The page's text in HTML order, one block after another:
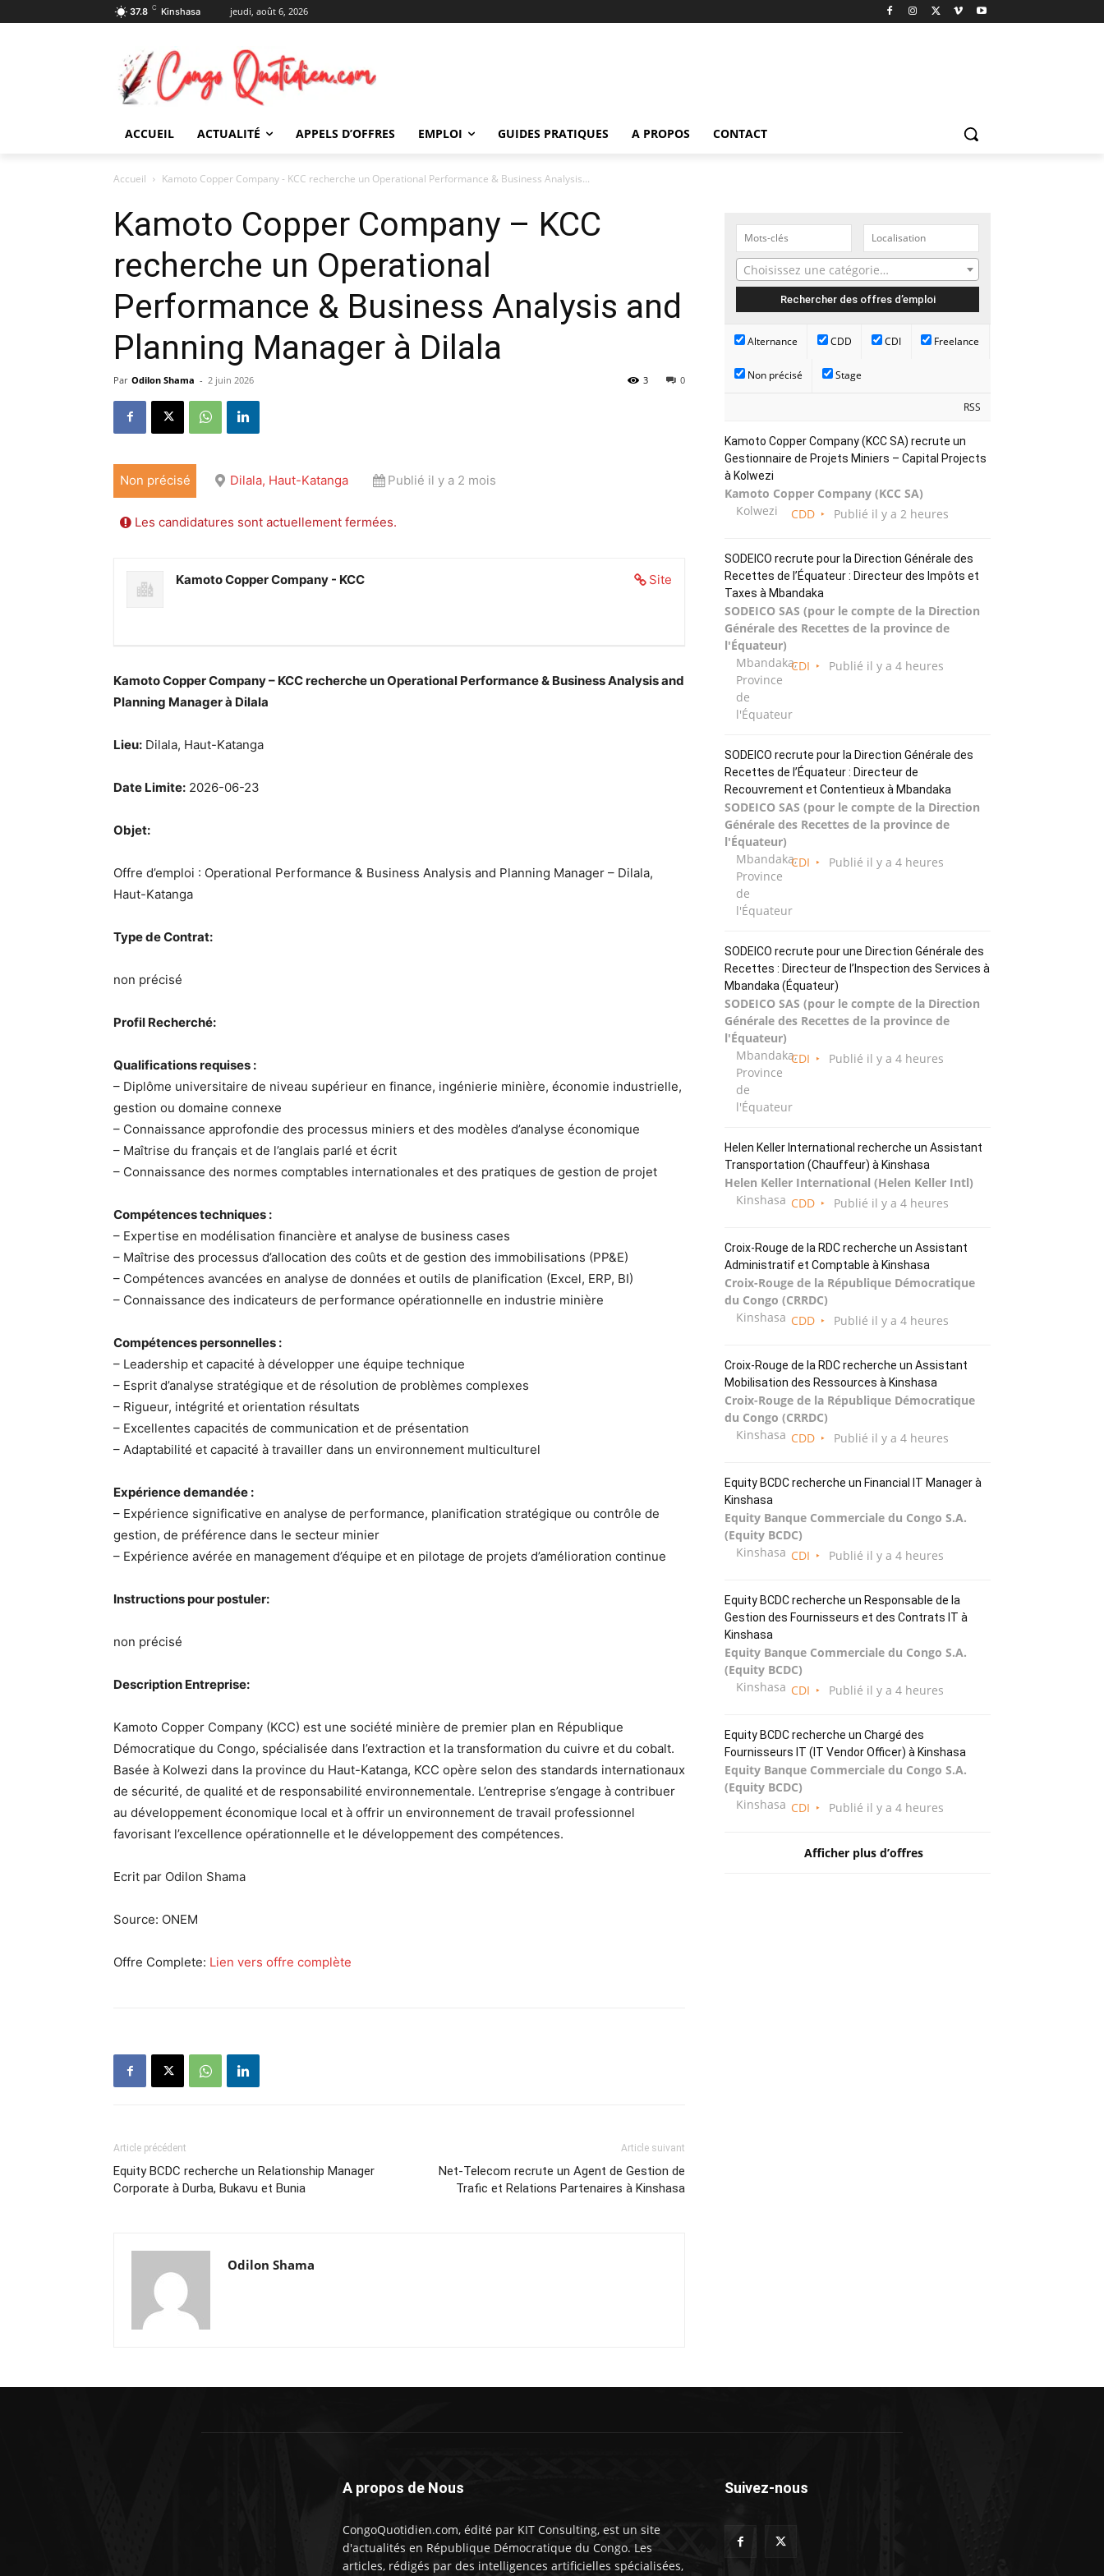
37.8 C Kinshasa jeudi, août 6, 2026
ACCUEIL ACTUALITÉ APPELS D’OFFRES EMPLOI GUIDES PRATIQUES A PROPOS CONTACT
Accueil Kamoto Copper Company - KCC recherche un Operational Performance & Business Analysis...
Kamoto Copper Company – KCC
recherche un Operational
Performance & Business Analysis and
Planning Manager à Dilala
Par Odilon Shama - 2 juin 2026 0
3
Non précisé Dilala, Haut-Katanga Publié il y a 2 mois
Les candidatures sont actuellement fermées.
Site
Kamoto Copper Company - KCC
Kamoto Copper Company – KCC recherche un Operational Performance & Business Analysis and
Planning Manager à Dilala
Lieu: Dilala, Haut-Katanga
Date Limite: 2026-06-23
Objet:
Offre d’emploi : Operational Performance & Business Analysis and Planning Manager – Dilala,
Haut-Katanga
Type de Contrat:
non précisé
Profil Recherché:
Qualifications requises :
– Diplôme universitaire de niveau supérieur en finance, ingénierie minière, économie industrielle,
gestion ou domaine connexe
– Connaissance approfondie des processus miniers et des modèles d’analyse économique
– Maîtrise du français et de l’anglais parlé et écrit
– Connaissance des normes comptables internationales et des pratiques de gestion de projet
Compétences techniques :
– Expertise en modélisation financière et analyse de business cases
– Maîtrise des processus d’allocation des coûts et de gestion des immobilisations (PP&E)
– Compétences avancées en analyse de données et outils de planification (Excel, ERP, BI)
– Connaissance des indicateurs de performance opérationnelle en industrie minière
Compétences personnelles :
– Leadership et capacité à développer une équipe technique
– Esprit d’analyse stratégique et de résolution de problèmes complexes
– Rigueur, intégrité et orientation résultats
– Excellentes capacités de communication et de présentation
– Adaptabilité et capacité à travailler dans un environnement multiculturel
Expérience demandée :
– Expérience significative en analyse de performance, planification stratégique ou contrôle de
gestion, de préférence dans le secteur minier
– Expérience avérée en management d’équipe et en pilotage de projets d’amélioration continue
Instructions pour postuler:
non précisé
Description Entreprise:
Kamoto Copper Company (KCC) est une société minière de premier plan en République
Démocratique du Congo, spécialisée dans l’extraction et la transformation du cuivre et du cobalt.
Basée à Kolwezi dans la province du Haut-Katanga, KCC opère selon des standards internationaux
de sécurité, de qualité et de responsabilité environnementale. L’entreprise s’engage à contribuer
au développement économique local et à offrir un environnement de travail professionnel
favorisant l’excellence opérationnelle et le développement des compétences.
Ecrit par Odilon Shama
Source: ONEM
Offre Complete: Lien vers offre complète
Article précédent
Equity BCDC recherche un Relationship Manager
Corporate à Durba, Bukavu et Bunia
Article suivant
Net-Telecom recrute un Agent de Gestion de
Trafic et Relations Partenaires à Kinshasa
Odilon Shama
Choisissez une catégorie…
Alternance CDD CDI Freelance
Non précisé Stage
RSS
Kamoto Copper Company (KCC SA) recrute un
Gestionnaire de Projets Miniers – Capital Projects
à Kolwezi
Kamoto Copper Company (KCC SA)
Kolwezi
CDD Publié il y a 2 heures
SODEICO recrute pour la Direction Générale des
Recettes de l’Équateur : Directeur des Impôts et
Taxes à Mbandaka
SODEICO SAS (pour le compte de la Direction
Générale des Recettes de la province de
l'Équateur)
Mbandaka,
Province
de
l'Équateur
CDI Publié il y a 4 heures
SODEICO recrute pour la Direction Générale des
Recettes de l’Équateur : Directeur de
Recouvrement et Contentieux à Mbandaka
SODEICO SAS (pour le compte de la Direction
Générale des Recettes de la province de
l'Équateur)
Mbandaka,
Province
de
l'Équateur
CDI Publié il y a 4 heures
SODEICO recrute pour une Direction Générale des
Recettes : Directeur de l’Inspection des Services à
Mbandaka (Équateur)
SODEICO SAS (pour le compte de la Direction
Générale des Recettes de la province de
l'Équateur)
Mbandaka,
Province
de
l'Équateur
CDI Publié il y a 4 heures
Helen Keller International recherche un Assistant
Transportation (Chauffeur) à Kinshasa
Helen Keller International (Helen Keller Intl)
Kinshasa CDD Publié il y a 4 heures
Croix-Rouge de la RDC recherche un Assistant
Administratif et Comptable à Kinshasa
Croix-Rouge de la République Démocratique
du Congo (CRRDC)
Kinshasa CDD Publié il y a 4 heures
Croix-Rouge de la RDC recherche un Assistant
Mobilisation des Ressources à Kinshasa
Croix-Rouge de la République Démocratique
du Congo (CRRDC)
Kinshasa CDD Publié il y a 4 heures
Equity BCDC recherche un Financial IT Manager à
Kinshasa
Equity Banque Commerciale du Congo S.A.
(Equity BCDC)
Kinshasa CDI Publié il y a 4 heures
Equity BCDC recherche un Responsable de la
Gestion des Fournisseurs et des Contrats IT à
Kinshasa
Equity Banque Commerciale du Congo S.A.
(Equity BCDC)
Kinshasa CDI Publié il y a 4 heures
Equity BCDC recherche un Chargé des
Fournisseurs IT (IT Vendor Officer) à Kinshasa
Equity Banque Commerciale du Congo S.A.
(Equity BCDC)
Kinshasa CDI Publié il y a 4 heures
Afficher plus d’offres
A propos de Nous
CongoQuotidien.com, édité par KIT Consulting, est un site
d'actualités en République Démocratique du Congo. Les
articles, rédigés par des intelligences artificielles spécialisées,
Suivez-nous